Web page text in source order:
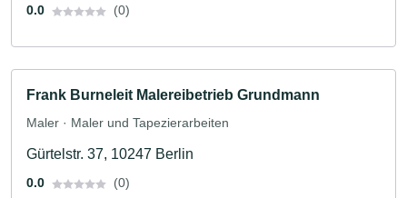
0.0 (0)
Frank Burneleit Malereibetrieb Grundmann
Maler · Maler und Tapezierarbeiten
Gürtelstr. 37, 10247 Berlin
0.0 (0)